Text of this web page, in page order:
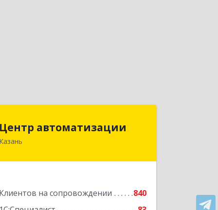
Центр автоматизации
Казань
Клиентов на сопровождении
840
420133, Татарстан Респ, Казань г,